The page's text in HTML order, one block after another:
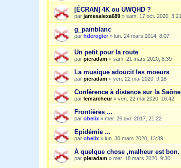
[ÉCRAN] 4K ou UWQHD ?
par jamesalexa689 » sam. 17 oct. 2020, 3:21
g_painblanc
par hderogier » lun. 24 mars 2014, 8:07
Un petit pour la route
par pieradam » sam. 21 mars 2020, 8:39
La musique adoucit les moeurs
par pieradam » ven. 22 mai 2020, 9:18
Conférence à distance sur la
par lemarcheur» ven. 22 mai 2020, 16:42
Frontières ...
par obelix » mer. 26 avr. 2017, 21:22
Epidémie ...
par obelix » lun. 30 mars 2020, 13:39
À quelque chose ,malheur est bon.
par pieradam » mer. 18 mars 2020, 9:30